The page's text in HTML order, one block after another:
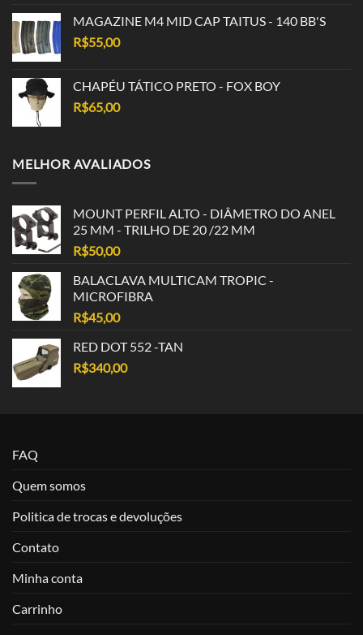
MAGAZINE M4 MID CAP TAITUS - 140 BB'S
R$55,00
CHAPÉU TÁTICO PRETO - FOX BOY
R$65,00
MELHOR AVALIADOS
MOUNT PERFIL ALTO - DIÂMETRO DO ANEL
25 MM - TRILHO DE 20 /22 MM
R$50,00
BALACLAVA MULTICAM TROPIC -
MICROFIBRA
R$45,00
RED DOT 552 -TAN
R$340,00
FAQ
Quem somos
Politica de trocas e devoluções
Contato
Minha conta
Carrinho